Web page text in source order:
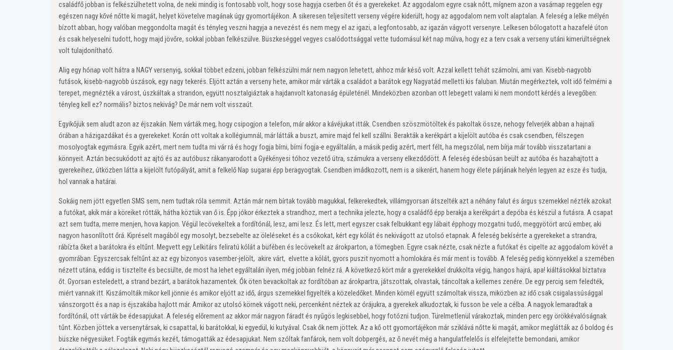
családfő jobban is felkészülhetett volna, de neki mindig is fontosabb volt, hogy sose hagyja cserben őt és a gyerekeket. Az aggodalom egyre csak nőtt, mígnem azon a vasárnap reggelen egy
egészen nagy kővé nőtte ki magát, helyet követelve magának úgy gyomortájékon. A sikeresen teljesített verseny végére kiderült, hogy az aggodalom nem volt alaptalan. A feleség a lelke mélyén
bízott abban, hogy valóban meggondolta magát és tényleg veszni hagyja a nevezést és nem megy el az igazi, a legfontosabb, az igazán vágyott versenyre. Lelkesen bólogatott a hazafelé úton
és csak helyeselni tudott, hogy majd jövőre, sokkal jobban felkészülve. Büszkeséggel vegyes csalódottsággal vette tudomásul két nap múlva, hogy ez a terv csak a verseny utáni kimerültségnek
volt tulajdonítható.
Alig egy hónap volt hátra a NAGY versenyig, sokkal többet edzeni, jobban felkészülni már nem nagyon lehetett, ahhoz már késő volt. Azzal kellett tehát számolni, ami van. Kisebb-nagyobb
futások, kisebb-nagyobb úszások, egy nagy tekerés. Eljött aztán a verseny hete, amikor már várták a családot a barátok egy Nagyatád melletti kis faluban. Miután megérkeztek, volt idő felmérni a
terepet, megnézték a várost, úszkáltak a strandon, együtt nosztalgiáztak a hajdanvolt katonaság épületénél. Mindeközben azonban ott lebegett valami ki nem mondott kérdés a levegőben:
tényleg kell ez? normális? biztos nekivág? De már nem volt visszaút.
Egyikőjük sem aludt azon az éjszakán. Nem várták meg, hogy csipogjon a telefon, már akkor a kávéjukat itták. Csendben szöszmötöltek és pakoltak össze, nehogy felverjék abban a hajnali
órában a házigazdákat és a gyerekeket. Korán ott voltak a kollégiumnál, már látták a buszt, amire majd fel kell szállni. Berakták a kerékpárt a kijelölt autóba és csak csendben, félszegen
mosolyogtak egymásra. Egyik azért, mert nem tudta mi vár rá és hogy fogja bírni, bírni fogja-e egyáltalán, a másik pedig azért, mert félt, ha megszólal, nem bírja már tovább visszatartani a
könnyeit. Aztán becsukódott az ajtó és az autóbusz rákanyarodott a Gyékényesi tóhoz vezető útra, számukra a verseny elkezdődött. A feleség édesbúsan beült az autóba és hazahajtott a
gyerekeihez, útközben látta a kijelölt futópályát, amit a felkelő Nap sugarai épp beragyogtak. Csendben imádkozott, nem is a sikerért, hanem hogy élete párjának helyén legyen az esze és tudja,
hol vannak a határai.
Sokáig nem jött egyetlen SMS sem, nem tudtak róla semmit. Aztán már nem bírtak tovább magukkal, felkerekedtek, villámgyorsan átszelték azt a néhány falut és árgus szemekkel nézték azokat
a futókat, akik már a köreiket rótták, hátha köztük van ő is. Épp jókor érkeztek a strandhoz, mert a technika jelezte, hogy a családfő épp berakja a kerékpárt a depóba és készül a futásra. A csapat
azt sem tudta, merre menjen, hova kapjon. Végül lecövekeltek a fordítónál, lesz, ami lesz. És lett, mert egyszer csak felbukkant egy lábait épphogy mozgatni tudó, meggyötört arcú ember, aki
nagyon hasonlított őrá. Kipréselt magából egy mosolyt, bezsebelte az öleléseket és a csókokat, kért egy kólát és nekivágott az utolsó etapnak. A feleség bekísérte a gyerekeket a strandra,
rábízta őket a barátokra és eltűnt. Megvett egy Lelkitárs feliratú kólát a büfében és lecövekelt az árokparton, a tömegben. Egyre csak nézte, csak nézte a futókat és cipelte az aggodalom kövét a
gyomrában. Egyszercsak feltűnt az az egy bizonyos vasember-jelölt, akire várt, elvette a kólát, gyors puszit nyomott a homlokára és már ment is tovább. A feleség pedig könnyekkel a szemében
nézett utána, eddig is tisztelte és becsülte, de most ha lehet egyáltalán ilyen, még jobban felnéz rá. A következő kört már a gyerekekkel drukkolta végig, hangos hajrá, apa! kiáltásokkal biztatva
őt. Gyorsan esteledett, a strand bezárt, a barátok hazamentek. Ők öten bevackoltak az fordítóban az árokpartra, játszottak, olvastak, táncoltak a kellemes zenére. De egy percig sem feledték,
miért vannak itt. Kiszámolták mikor kell jönnie és amikor eljött az idő, árgus szemekkel figyelték a közeledőket. Minden körnél együtt számoltak vissza, miközben az idő csak csigalassúsággal
vánszorgott és a nap is éjszakába hajlott már. Amikor az utolsó körnek vágott neki, percenként néztek az órájukra, a gyerekek alkudoztak, ki fusson be vele a célba. A nagyok lemaradtak a
fordítónál, ott várták be édesapjukat. A feleség előrement az akkor már nagyon fáradt és nyűgös legkisebbel, hogy fotózni tudjon. Türelmetlenül várakoztak, minden perc egy örökkévalóságnak
tűnt. Közben jöttek a versenytársak, ki csapattal, ki barátokkal, ki egyedül, ki kutyával. Csak ők nem jöttek. Az a kő ott gyomortájékon már sziklává nőtte ki magát, amikor meglátták az ő boldog és
büszke négyesüket. Fogták egymás kezét, támogatták az édesapjukat. Nem szóltak fanfárok, nem volt dobpergés, az ő nevét még a hangulatfelelős is elfelejtette bemondani, amikor